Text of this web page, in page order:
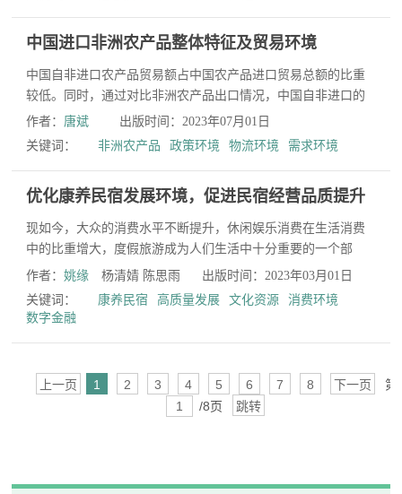
中国进口非洲农产品整体特征及贸易环境
中国自非进口农产品贸易额占中国农产品进口贸易总额的比重
较低。同时，通过对比非洲农产品出口情况，中国自非进口的
农产品结构与非洲整体农产品出口结构存在不匹配的现象。
在...
作者： 唐斌
出版时间：2023年07月01日
关键词：
非洲农产品 政策环境 物流环境 需求环境
优化康养民宿发展环境，促进民宿经营品质提升
现如今，大众的消费水平不断提升，休闲娱乐消费在生活消费
中的比重增大，度假旅游成为人们生活中十分重要的一个部
分，而普通的旅馆酒店已无法满足人们在度假中日益增长的需
求...
作者：姚缘 杨清婧 陈思雨
出版时间：2023年03月01日
关键词：
康养民宿 高质量发展 文化资源
消费环境
数字金融
上一页 1 2 3 4 5 6 7 8 下一页
第
/8页
跳转